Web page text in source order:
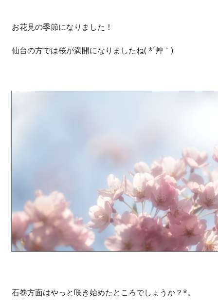
お花見の季節になりました！
仙台の方では桜が満開になりましたね( *´艸｀)
石巻方面はやっと咲き始めたところでしょうか？*。